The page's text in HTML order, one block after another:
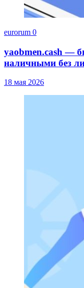
eurorum 0
yaobmen.cash —
наличными без
18 мая 2026